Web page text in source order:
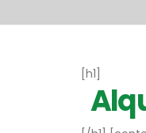
[h1]